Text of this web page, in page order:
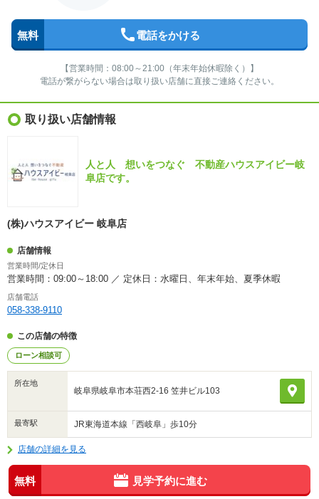
無料 電話をかける
【営業時間：08:00～21:00（年末年始休暇除く）】
電話が繋がらない場合は取り扱い店舗に直接ご連絡ください。
取り扱い店舗情報
人と人 想いをつなぐ 不動産ハウスアイビー岐
阜店です。
(株)ハウスアイビー 岐阜店
店舗情報
営業時間/定休日
営業時間：09:00～18:00 ／ 定休日：水曜日、年末年始、夏季休暇
店舗電話
058-338-9110
この店舗の特徴
ローン相談可
所在地
岐阜県岐阜市本荘西2-16 笠井ビル103
最寄駅 JR東海道本線「西岐阜」歩10分
店舗の詳細を見る
無料 見学予約に進む